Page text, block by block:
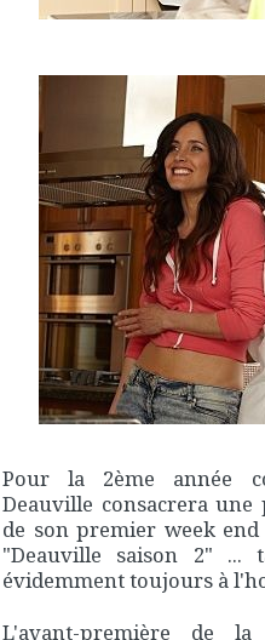
Pour la 2ème année
Deauville consacrera
de son premier week
"Deauville saison 2" ...
évidemment toujours à
L'avant-première de